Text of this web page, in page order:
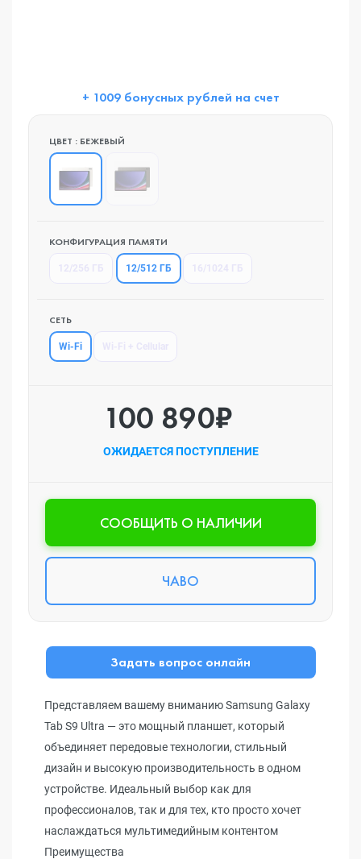
+ 1009 бонусных рублей на счет
ЦВЕТ : БЕЖЕВЫЙ
КОНФИГУРАЦИЯ ПАМЯТИ
12/512 ГБ
СЕТЬ
Wi-Fi
100 890₽
ОЖИДАЕТСЯ ПОСТУПЛЕНИЕ
CООБЩИТЬ О НАЛИЧИИ
ЧАВО
Задать вопрос онлайн
Представляем вашему вниманию Samsung Galaxy
Tab S9 Ultra — это мощный планшет, который
объединяет передовые технологии, стильный
дизайн и высокую производительность в одном
устройстве. Идеальный выбор как для
профессионалов, так и для тех, кто просто хочет
наслаждаться мультимедийным контентом
Преимущества